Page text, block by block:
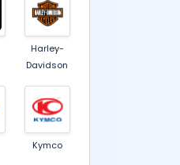
Harley-
Davidson
Kymco